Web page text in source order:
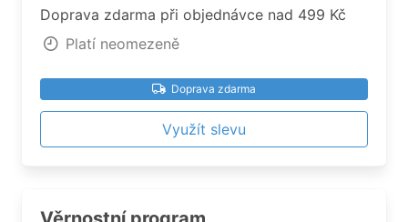
Doprava zdarma při objednávce nad 499 Kč
Platí neomezeně
Doprava zdarma
Využít slevu